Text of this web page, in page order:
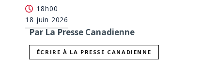
18h00
18 juin 2026
Par La Presse Canadienne
ÉCRIRE À LA PRESSE CANADIENNE